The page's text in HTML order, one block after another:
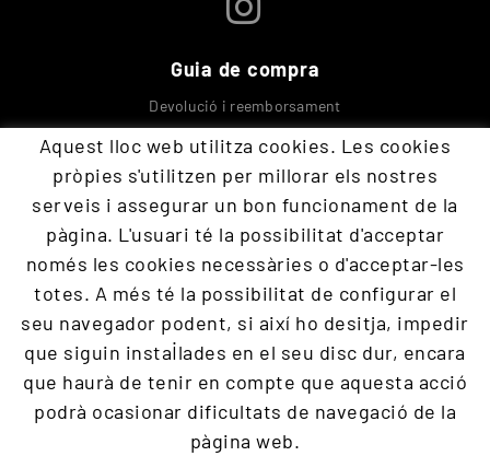
Guia de compra
Devolució i reemborsament
Seguretat Protecció a compradors
Enviaments
Contacta amb nosaltres
+34 609 894 293
devoraopos@gmail.com
Programació Defensa Supòsit pràctic
Part teòrica
Packs i ofertes Cursos reconeguts
Aquest lloc web utilitza cookies. Les cookies
pròpies s'utilitzen per millorar els nostres
serveis i assegurar un bon funcionament de la
pàgina. L'usuari té la possibilitat d'acceptar
només les cookies necessàries o d'acceptar-les
totes. A més té la possibilitat de configurar el
seu navegador podent, si així ho desitja, impedir
que siguin instal·lades en el seu disc dur, encara
que haurà de tenir en compte que aquesta acció
podrà ocasionar dificultats de navegació de la
pàgina web.